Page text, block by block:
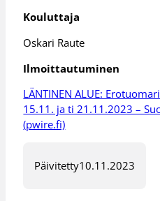
Kouluttaja
Oskari Raute
Ilmoittautuminen
LÄNTINEN ALUE:
15.11. ja ti 21.11.2023 –
(pwire.fi)
Päivitetty10.11.2023